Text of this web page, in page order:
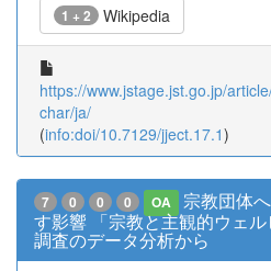
1 + 2 Wikipedia
https://www.jstage.jst.go.jp/
char/ja/
(info:doi/10.7129/jject.17.1)
7 0 0 0 OA
宗教団体
す影響 「宗教と主観的ウェ
調査のデータ分析から